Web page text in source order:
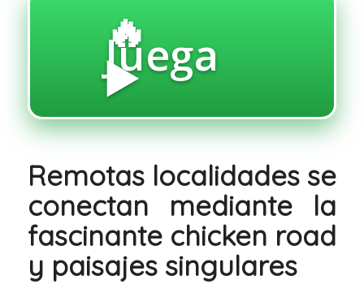
🔥
Juega
▶️
Remotas localidades se
conectan mediante la
fascinante chicken road
y paisajes singulares